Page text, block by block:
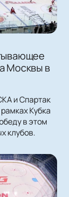
Москвы в
и Спартак
Кубка
в этом
клубов.